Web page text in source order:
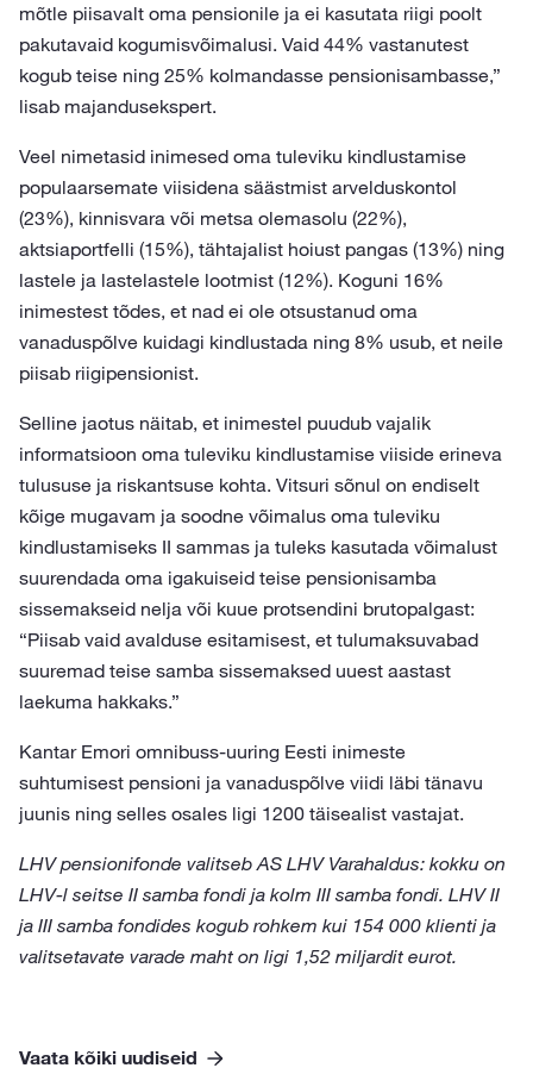
mõtle piisavalt oma pensionile ja ei kasutata riigi poolt
pakutavaid kogumisvõimalusi. Vaid 44% vastanutest
kogub teise ning 25% kolmandasse pensionisambasse,”
lisab majandusekspert.
Veel nimetasid inimesed oma tuleviku kindlustamise
populaarsemate viisidena säästmist arvelduskontol
(23%), kinnisvara või metsa olemasolu (22%),
aktsiaportfelli (15%), tähtajalist hoiust pangas (13%) ning
lastele ja lastelastele lootmist (12%). Koguni 16%
inimestest tõdes, et nad ei ole otsustanud oma
vanaduspõlve kuidagi kindlustada ning 8% usub, et neile
piisab riigipensionist.
Selline jaotus näitab, et inimestel puudub vajalik
informatsioon oma tuleviku kindlustamise viiside erineva
tulususe ja riskantsuse kohta. Vitsuri sõnul on endiselt
kõige mugavam ja soodne võimalus oma tuleviku
kindlustamiseks II sammas ja tuleks kasutada võimalust
suurendada oma igakuiseid teise pensionisamba
sissemakseid nelja või kuue protsendini brutopalgast:
“Piisab vaid avalduse esitamisest, et tulumaksuvabad
suuremad teise samba sissemaksed uuest aastast
laekuma hakkaks.”
Kantar Emori omnibuss-uuring Eesti inimeste
suhtumisest pensioni ja vanaduspõlve viidi läbi tänavu
juunis ning selles osales ligi 1200 täisealist vastajat.
LHV pensionifonde valitseb AS LHV Varahaldus: kokku on
LHV-l seitse II samba fondi ja kolm III samba fondi. LHV II
ja III samba fondides kogub rohkem kui 154 000 klienti ja
valitsetavate varade maht on ligi 1,52 miljardit eurot.
Vaata kõiki uudiseid